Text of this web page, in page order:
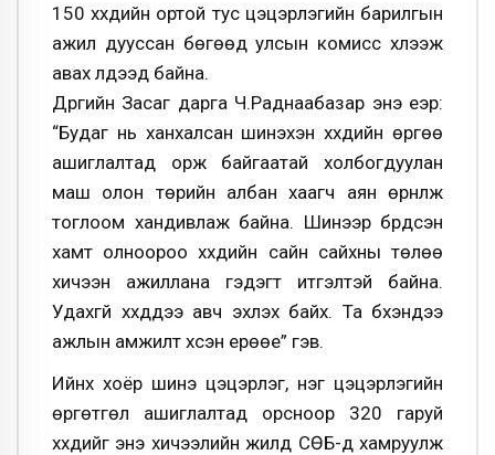
150 хүүхдийн ортой тус цэцэрлэгийн барилгын
ажил дууссан бөгөөд улсын комисс хүлээж
авах үлдээд байна.
Дүүргийн Засаг дарга Ч.Раднаабазар энэ үеэр:
“Будаг нь ханхалсан шинэхэн хүүхдийн өргөө
ашиглалтад орж байгаатай холбогдуулан
маш олон төрийн албан хаагч аян өрнүүлж
тоглоом хандивлаж байна. Шинээр бүрдсэн
хамт олноороо хүүхдийн сайн сайхны төлөө
хичээн ажиллана гэдэгт итгэлтэй байна.
Удахгүй хүүхдүүдээ авч эхлэх байх. Та бүхэндээ
ажлын амжилт хүсэн ерөөе” гэв.
Ийнхүү хоёр шинэ цэцэрлэг, нэг цэцэрлэгийн
өргөтгөл ашиглалтад орсноор 320 гаруй
хүүхдийг энэ хичээлийн жилд СӨБ-д хамруулж